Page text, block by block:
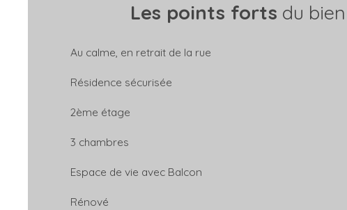
Les points forts du bien
Au calme, en retrait de la rue
Résidence sécurisée
2ème étage
3 chambres
Espace de vie avec Balcon
Rénové